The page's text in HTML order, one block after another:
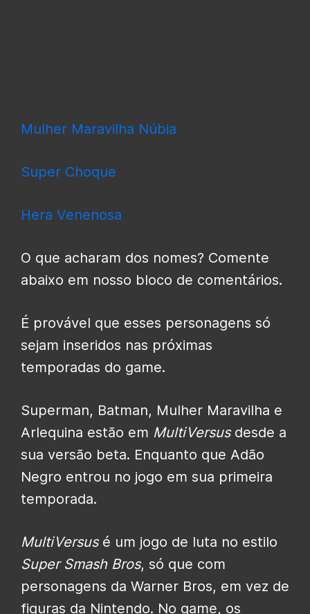
Mulher Maravilha Núbia
Super Choque
Hera Venenosa
O que acharam dos nomes? Comente
abaixo em nosso bloco de comentários.
É provável que esses personagens só
sejam inseridos nas próximas
temporadas do game.
Superman, Batman, Mulher Maravilha e
Arlequina estão em MultiVersusdesde a
sua versão beta. Enquanto que Adão
Negro entrou no jogo em sua primeira
temporada.
MultiVersusé um jogo de luta no estilo
Super Smash Bros, só que com
personagens da Warner Bros, em vez de
figuras da Nintendo. No game, os